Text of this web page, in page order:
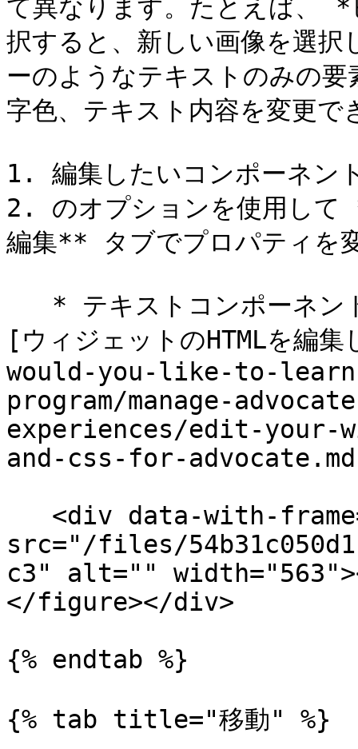
て異なります。たとえば、
択すると、新しい画像を選択
ーのようなテキストのみの
字色、テキスト内容を変更で
1. 編集したいコンポーネン
2. のオプションを使用し
編集** タブでプロパティを
[ウィジェットのHTMLを
would-you-like-to-
program/manage-
experiences/edit-
and-css-for-
src="/files/
c3" alt=""
</figure></div>
{% endtab %}
{% tab title="移動" %}